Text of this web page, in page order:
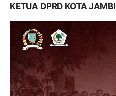
KETUA DPRD KOTA JAMBI